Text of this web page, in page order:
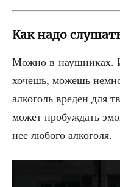
Как надо
Мож­но в науш­ни­ках.
хочешь, можешь
алко­голь вре­ден для
может про­буж­дать
нее любо­го алкоголя.